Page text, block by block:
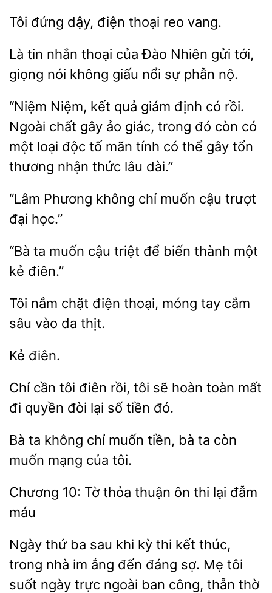
đứng dậy, thoại vang.
Là tin nhắn của Đào
gửi
giọng nói không giấu nổi sự phẫn nộ.
“Niệm Niệm, kết quả giám định có rồi.
Ngoài chất gây
giác,
còn có
một loại độc tố mãn tính có thể gây tổn
thương nhận thức lâu dài.”
“Lâm Phương chỉ
cậu
đại học.”
“Bà muốn cậu triệt để
thành một
kẻ
Tôi nắm chặt
thoại, móng tay
sâu vào da
Chỉ cần tôi điên rồi, tôi hoàn
mất
đi quyền đòi lại số
đó.
ta không chỉ
tiền, bà ta còn
mạng của tôi.
thỏa thuận ôn thi lại đẫm
máu
Ngày thứ ba sau khi kỳ thi kết
trong nhà im ắng đến đáng sợ. Mẹ tôi
suốt ngày trực ngoài ban công,
thờ